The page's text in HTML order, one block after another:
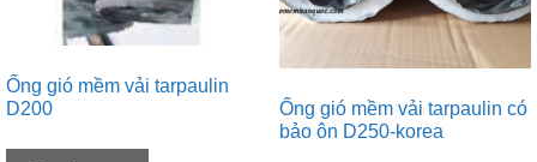
Ống gió mềm vải tarpaulin
D200
Ống gió mềm vải tarpaulin có
bảo ôn D250-korea